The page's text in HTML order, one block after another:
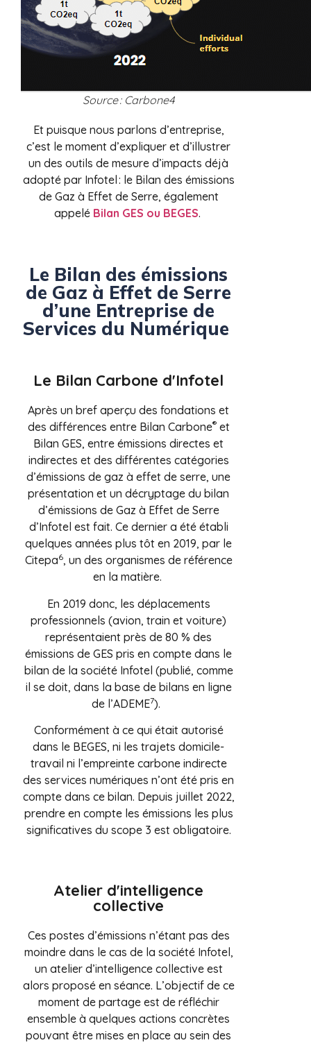
Source : Carbone4
Et puisque nous parlons d’entreprise,
c’est le moment d’expliquer et d’illustrer
un des outils de mesure d’impacts déjà
adopté par Infotel : le Bilan des émissions
de Gaz à Effet de Serre, également
appelé Bilan GES ou BEGES.
Le Bilan des émissions
de Gaz à Effet de Serre
d’une Entreprise de
Services du Numérique
Le Bilan Carbone d'Infotel
Après un bref aperçu des fondations et
des différences entre Bilan Carbone®et
Bilan GES, entre émissions directes et
indirectes et des différentes catégories
d’émissions de gaz à effet de serre, une
présentation et un décryptage du bilan
d’émissions de Gaz à Effet de Serre
d’Infotel est fait. Ce dernier a été établi
quelques années plus tôt en 2019, par le
Citepa6, un des organismes de référence
en la matière.
En 2019 donc, les déplacements
professionnels (avion, train et voiture)
représentaient près de 80 % des
émissions de GES pris en compte dans le
bilan de la société Infotel (publié, comme
il se doit, dans la base de bilans en ligne
de l’ADEME7).
Conformément à ce qui était autorisé
dans le BEGES, ni les trajets domicile-
travail ni l’empreinte carbone indirecte
des services numériques n’ont été pris en
compte dans ce bilan. Depuis juillet 2022,
prendre en compte les émissions les plus
significatives du scope 3 est obligatoire.
Atelier d'intelligence
collective
Ces postes d’émissions n’étant pas des
moindre dans le cas de la société Infotel,
un atelier d’intelligence collective est
alors proposé en séance. L’objectif de ce
moment de partage est de réfléchir
ensemble à quelques actions concrètes
pouvant être mises en place au sein des